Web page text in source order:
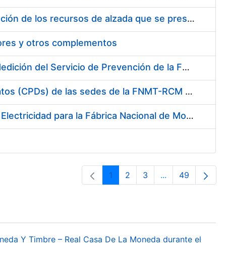
Servicios de una empresa externa para el asesoramiento y resolución de los recursos de alzada que se presentan relacionados con procesos de selección para la FNMT-RCM
y otros complementos
Servicio de Calibración y Verificación Externa de los Equipos de Medición del Servicio de Prevención de la FNMT-RCM
Conexión mediante Fibra Óptica de los Centros de Proceso de Datos (CPDs) de las sedes de la FNMT-RCM de Burgos y Madrid
Contratación de acuerdo marco para el Suministro de Material de Electricidad para la Fábrica Nacional de Moneda y Timbre-Real Casa de la Moneda en su centro de trabajo de Burgos
Página
1 Página
2 Página
3 ...PáginasPágina
49
Y Timbre – Real Casa De La Moneda durante el